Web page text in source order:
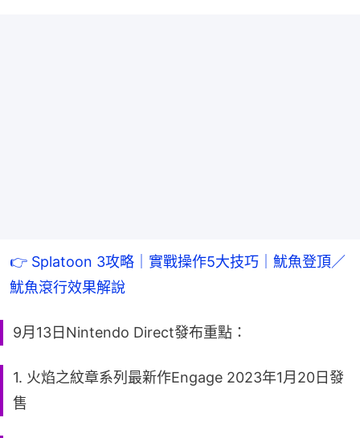
👉 Splatoon 3攻略｜實戰操作5大技巧｜魷魚登頂／
魷魚滾行效果解說
9月13日Nintendo Direct發布重點：
1. 火焰之紋章系列最新作Engage 2023年1月20日發
售